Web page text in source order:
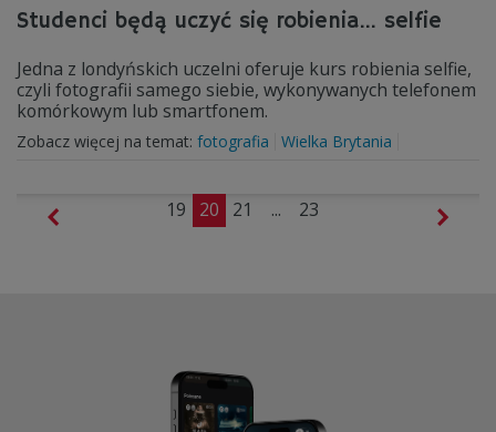
Studenci będą uczyć się robienia... selfie
Jedna z londyńskich uczelni oferuje kurs robienia selfie,
czyli fotografii samego siebie, wykonywanych telefonem
komórkowym lub smartfonem.
Zobacz więcej na temat: fotografia Wielka Brytania
19 20 21 ... 23